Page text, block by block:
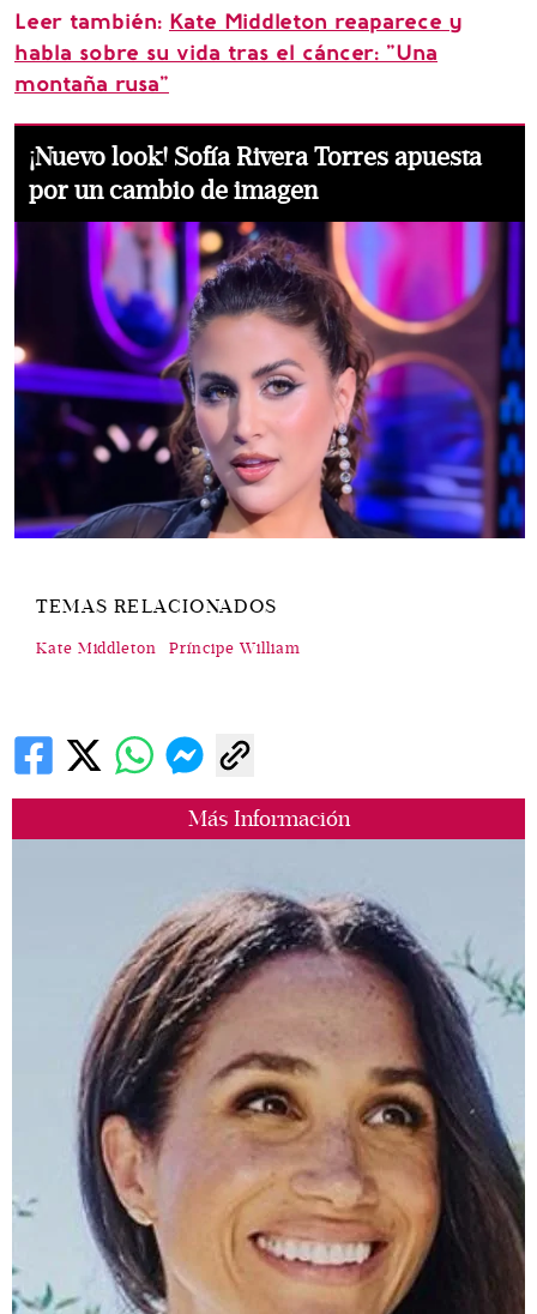
Más Información
Leer también: Kate Middleton reaparece y
habla sobre su vida tras el cáncer: "Una
montaña rusa"
¡Nuevo look! Sofía Rivera Torres apuesta
por un cambio de imagen
TEMAS RELACIONADOS
Kate Middleton Príncipe William